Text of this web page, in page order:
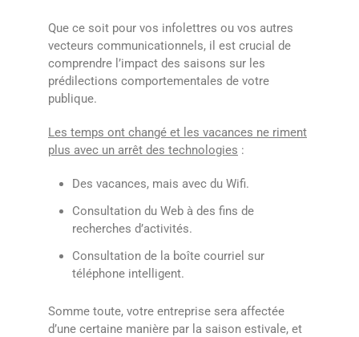
Que ce soit pour vos infolettres ou vos autres
vecteurs communicationnels, il est crucial de
comprendre l’impact des saisons sur les
prédilections comportementales de votre
publique.
Les temps ont changé et les vacances ne riment
plus avec un arrêt des technologies :
Des vacances, mais avec du Wifi.
Consultation du Web à des fins de
recherches d’activités.
Consultation de la boîte courriel sur
téléphone intelligent.
Somme toute, votre entreprise sera affectée
d’une certaine manière par la saison estivale, et